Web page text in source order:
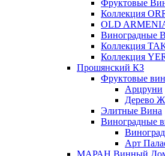
Фруктовые
Коллекция
OLD
Виноградные
Коллекция
Коллекция
Прошянский КЗ
Фруктовые
Арцруни
Дерево
Элитные Вина
Виноградные
Арт
МАРАН Винный